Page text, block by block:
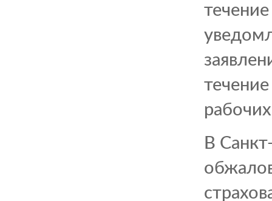
В